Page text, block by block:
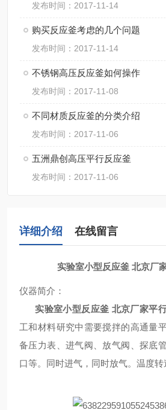
发布时间：2017-11-14
购买反应釜考虑的几个问题
发布时间：2017-11-14
不锈钢高压反应釜如何操作
发布时间：2017-11-08
不同材质反应釜的分类介绍
发布时间：2017-11-06
五洲鼎创高压平行反应釜
发布时间：2017-11-06
详细介绍 在线留言
实验室小型反应釜 北京厂
仪器简介 ：
实验室小型反应釜 北京厂家平
工和材料研究中需要搅拌的高通量
备压力表、进气阀、放气阀、探底
口等。同时进气，同时放气。温度转